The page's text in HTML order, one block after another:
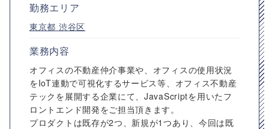
勤務エリア
東京都 渋谷区
業務内容
オフィスの不動産仲介事業や、オフィスの使用状況
をIoT連動で可視化するサービス等、オフィス不動産
テックを展開する企業にて、JavaScriptを用いたフ
ロントエンド開発をご担当頂きます。
プロダクトは既存が2つ、新規が1つあり、今回は既